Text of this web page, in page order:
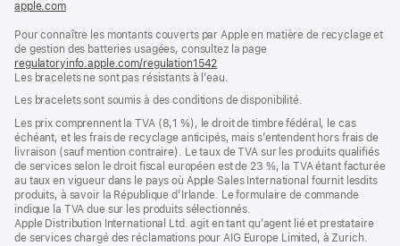
apple.com(s’ouvre
une
nouvelle
fenêtre)
Pour connaître les montants couverts par Apple en matière de recyclage et
de gestion des batteries usagées, consultez la page
regulatoryinfo.apple.com/regulation1542
dans
une
nouvelle
fenêtre)
Les bracelets ne sont pas résistants à l’eau.
Les bracelets sont soumis à des conditions de disponibilité.
Les prix comprennent la TVA (8,1 %), le droit de timbre fédéral, le cas
échéant, et les frais de recyclage anticipés, mais s’entendent hors frais de
livraison (sauf mention contraire). Le taux de TVA sur les produits qualifiés
de services selon le droit fiscal européen est de 23 %, la TVA étant facturée
au taux en vigueur dans le pays où Apple Sales International fournit lesdits
produits, à savoir la République d’Irlande. Le formulaire de commande
indique la TVA due sur les produits sélectionnés.
Apple Distribution International Ltd. agit en tant qu’agent lié et prestataire
de services chargé des réclamations pour AIG Europe Limited, à Zurich.